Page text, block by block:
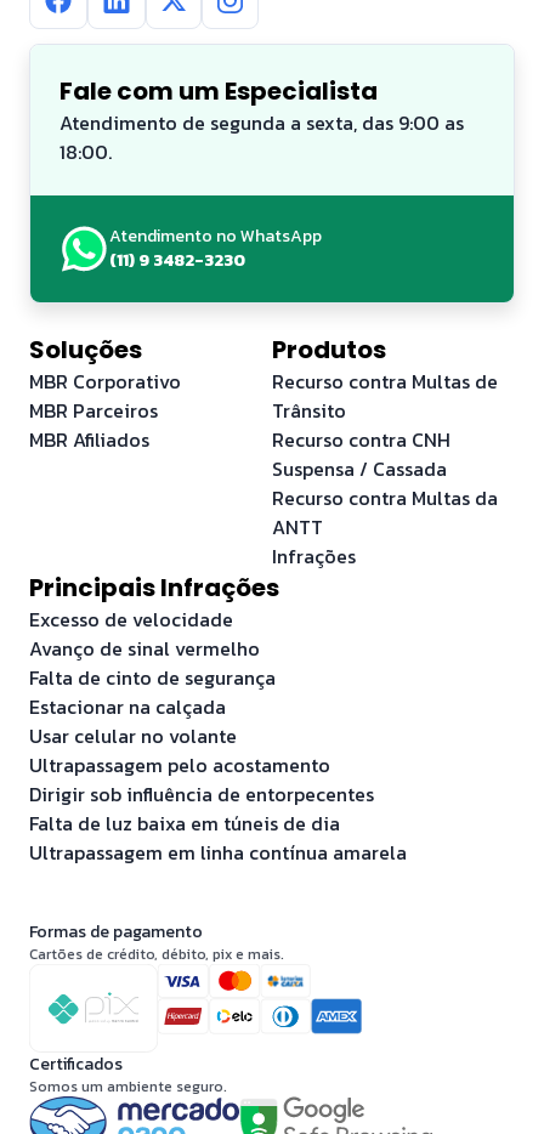
Fale com um Especialista
Atendimento de segunda a sexta, das 9:00 as
18:00.
Atendimento no WhatsApp
(11) 9 3482-3230
Soluções
MBR Corporativo
MBR Parceiros
MBR Afiliados
Produtos
Recurso contra Multas de
Trânsito
Recurso contra CNH
Suspensa / Cassada
Recurso contra Multas da
ANTT
Infrações
Principais Infrações
Excesso de velocidade
Avanço de sinal vermelho
Falta de cinto de segurança
Estacionar na calçada
Usar celular no volante
Ultrapassagem pelo acostamento
Dirigir sob influência de entorpecentes
Falta de luz baixa em túneis de dia
Ultrapassagem em linha contínua amarela
Formas de pagamento
Cartões de crédito, débito, pix e mais.
Certificados
Somos um ambiente seguro.